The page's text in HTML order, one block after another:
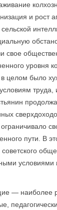
и рост
свое
уровня
целом было
труда,
пути. В
условиями
— наиболее